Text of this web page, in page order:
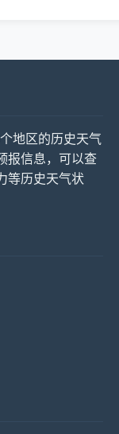
地区的历史天气
报信息，可以查
等历史天气状